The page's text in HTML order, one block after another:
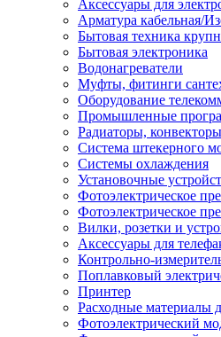
Аксессуары для
Арматура кабельная/
Бытовая техника
Бытовая электроника
Водонагреватели
Муфты, фитинги
Оборудование
Промышленные
Радиаторы, конвекторы
Система штекерного
Системы охлаждения
Установочные
Фотоэлектрическое
Фотоэлектрическое
Вилки, розетки и
Аксессуары для
Контрольно-
Поплавковый
Принтер
Расходные материалы
Фотоэлектрический